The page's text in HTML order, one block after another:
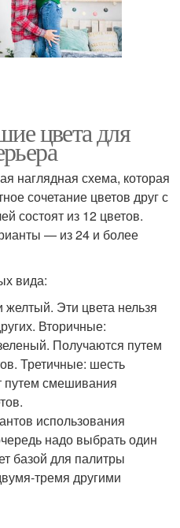
цвета для
наглядная схема, которая
сочетание цветов друг с
состоят из 12 цветов.
— из 24 и более
вида:
Эти цвета нельзя
Вторичные:
Получаются путем
Третичные: шесть
путем смешивания
использования
надо выбрать один
базой для палитры
тремя другими